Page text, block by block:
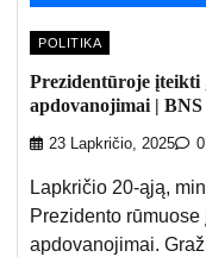
POLITIKA
Prezidentūroje įteikti
apdovanojimai | BNS
23 Lapkričio, 2025 0
Lapkričio 20-ąją,
Prezidento rūmuose
apdovanojimai.